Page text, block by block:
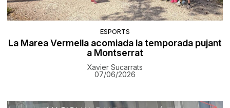
ESPORTS
La Marea Vermella acomiada la temporada pujant
a Montserrat
Xavier Sucarrats
07/06/2026